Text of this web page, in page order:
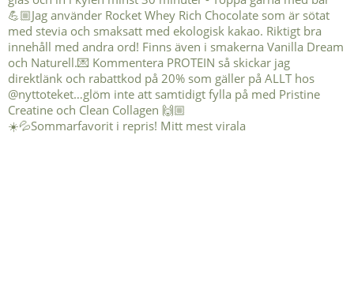
☀️💦Sommarfavorit i repris! Mitt mest virala